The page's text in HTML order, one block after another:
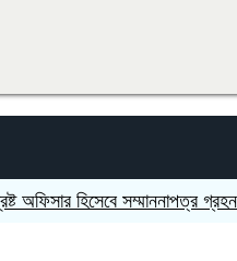
হিসেবে সম্মাননাপত্র গ্রহন